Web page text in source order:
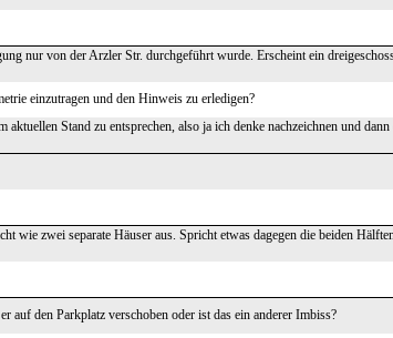
nur von der Arzler Str. durchgeführt wurde. Erscheint ein
einzutragen und den Hinweis zu erledigen?
Stand zu entsprechen, also ja ich denke nachzeichnen und dann
wie zwei separate Häuser aus. Spricht etwas dagegen die beiden
auf den Parkplatz verschoben oder ist das ein anderer Imbiss?